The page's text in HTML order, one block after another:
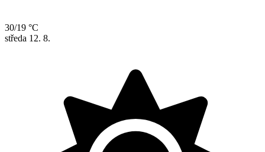
30/19 °C
středa 12. 8.